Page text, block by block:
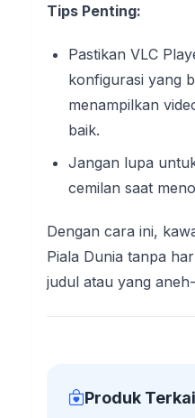
Tips Penting:
Pastikan VLC
konfigurasi yang
menampilkan
baik.
Jangan lupa
cemilan saat
Dengan cara ini,
Piala Dunia tanpa
judul atau yang
Produk